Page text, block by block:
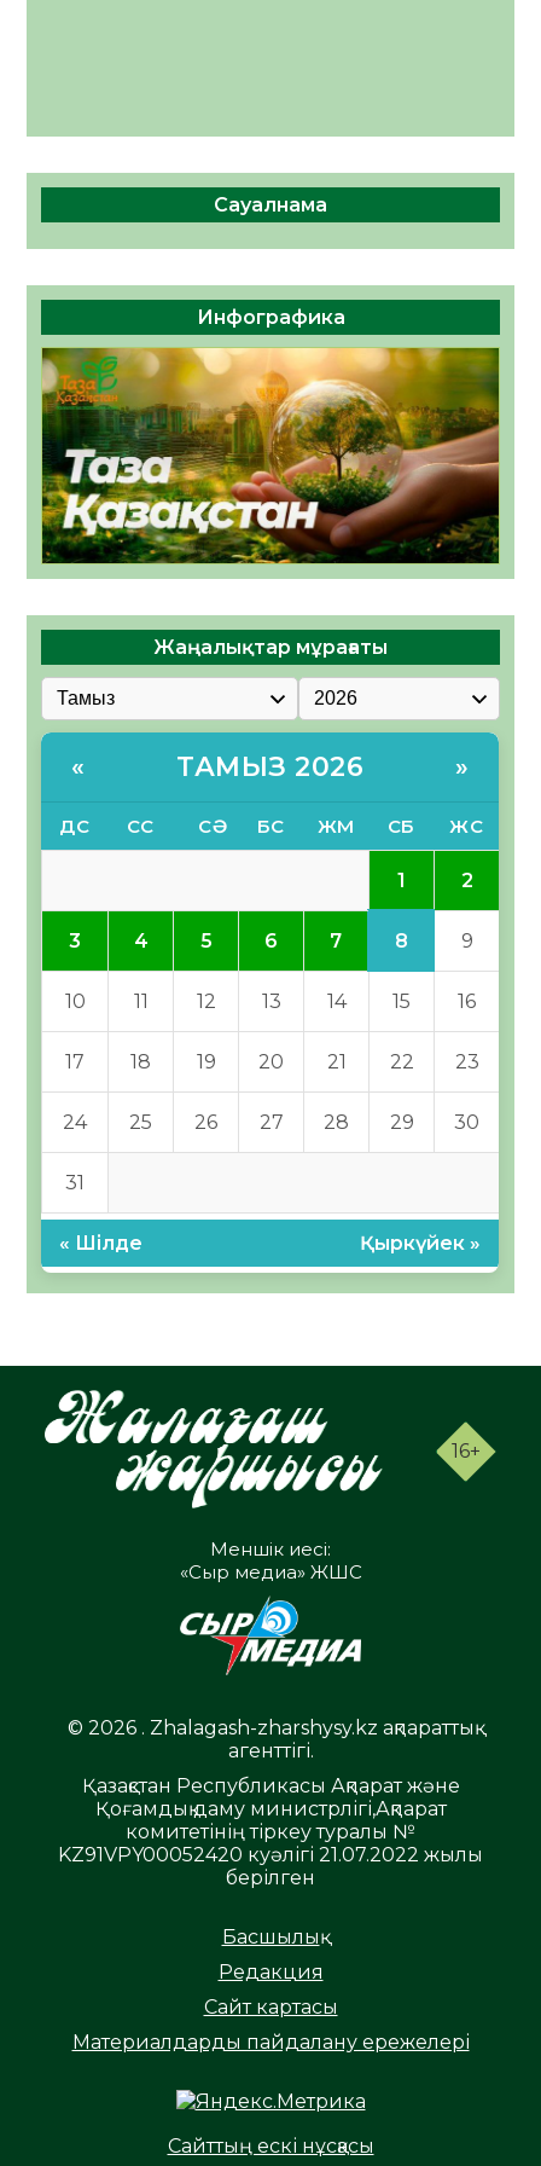
Сауалнама
Инфографика
Жаңалықтар мұрағаты
« ТАМЫЗ 2026 »
ДС СС СӘ БС ЖМ СБ ЖС
1 2
3 4 5 6 7 8 9
10 11 12 13 14 15 16
17 18 19 20 21 22 23
24 25 26 27 28 29 30
31
« Шілде Қыркүйек »
16+
Меншік иесі:
«Сыр медиа» ЖШС
© 2026 . Zhalagash-zharshysy.kz ақпараттық
агенттігі.
Қазақстан Республикасы Ақпарат және
Қоғамдық даму министрлігі,Ақпарат
комитетінің тіркеу туралы №
KZ91VPY00052420 куәлігі 21.07.2022 жылы
берілген
Басшылық
Редакция
Сайт картасы
Материалдарды пайдалану ережелері
Сайттың ескі нұсқасы